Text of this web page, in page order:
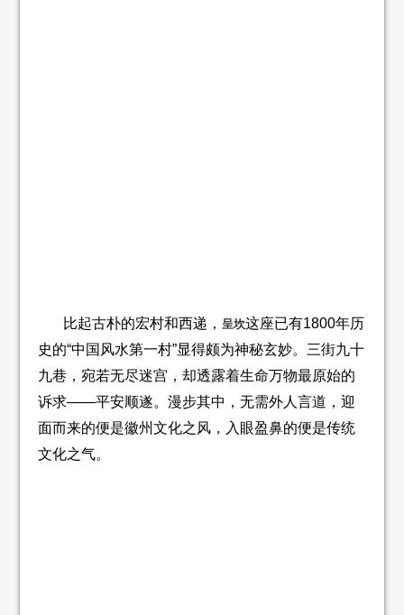
比起古朴的宏村和西递， 呈坎这座已有1800年历
史的“中国风水第一村”显得颇为神秘玄妙。三街九十
九巷，宛若无尽迷宫，却透露着生命万物最原始的
诉求——平安顺遂。漫步其中，无需外人言道，迎
面而来的便是徽州文化之风，入眼盈鼻的便是传统
文化之气。